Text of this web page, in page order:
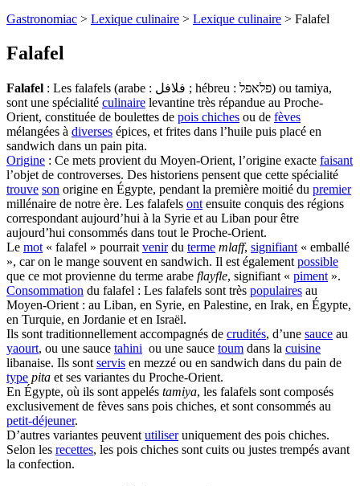
Gastronomiac > Lexique culinaire > Lexique culinaire > Falafel
Falafel
Falafel : Les falafels (arabe : فلافل ; hébreu : פלאפל) ou tamiya,
sont une spécialité culinaire levantine très répandue au Proche-
Orient, constituée de boulettes de pois chiches ou de fèves
mélangées à diverses épices, et frites dans l’huile puis placé en
sandwich dans un pain pita.
Origine : Ce mets provient du Moyen-Orient, l’origine exacte faisant
l’objet de controverses. Des historiens pensent que cette spécialité
trouve son origine en Égypte, pendant la première moitié du premier
millénaire de notre ère. Les falafels ont ensuite conquis des régions
correspondant aujourd’hui à la Syrie et au Liban pour être
aujourd’hui consommés dans tout le Proche-Orient.
Le mot « falafel » pourrait venirdu terme mlaff, signifiant « emballé
», car on le mange souvent en sandwich. Il est également possible
que ce mot provienne du terme arabe flayfle, signifiant « piment ».
Consommation du falafel : Les falafels sont très populaires au
Moyen-Orient : au Liban, en Syrie, en Palestine, en Irak, en Égypte,
en Turquie, en Jordanie et en Israël.
Ils sont traditionnellement accompagnés de crudités, d’une sauce au
yaourt, ou une sauce tahini ou une sauce toum dans la cuisine
libanaise. Ils sont servis en mezzé ou en sandwich dans du pain de
type pita et ses variantes du Proche-Orient.
En Égypte, où ils sont appelés tamiya, les falafels sont composés
exclusivement de fèves sans pois chiches, et sont consommés au
petit-déjeuner.
D’autres variantes peuvent utiliseruniquement des pois chiches.
Selon les recettes, les pois chiches sont cuits ou justes trempés avant
la confection.